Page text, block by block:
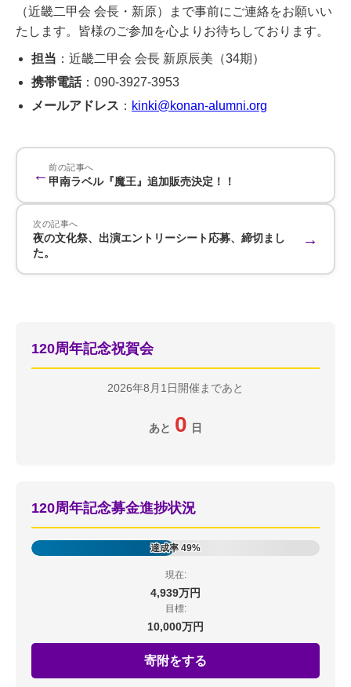
（近畿二甲会 会長・新原）まで事前にご連絡をお願いい
たします。皆様のご参加を心よりお待ちしております。
担当 ：近畿二甲会 会長 新原辰美（34期）
携帯電話：090-3927-3953
メールアドレス ： kinki@konan-alumni.org
← 前の記事へ
甲南ラベル『魔王』追加販売決定！！
次の記事へ
夜の文化祭、出演エントリーシート応募、締切まし
た。
→
120周年記念祝賀会
2026年8月1日開催まであと
あと 0 日
120周年記念募金進捗状況
達成率 49%
現在:
4,939万円
目標:
10,000万円
寄附をする